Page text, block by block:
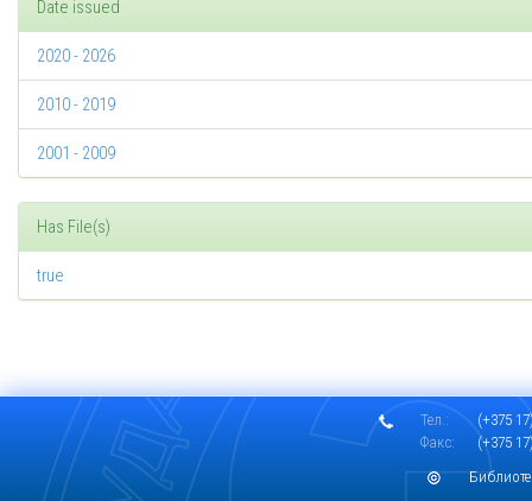
Date issued
2020 - 2026
2010 - 2019
2001 - 2009
Has File(s)
true
Тел.:
(+375
Факс:
(+375